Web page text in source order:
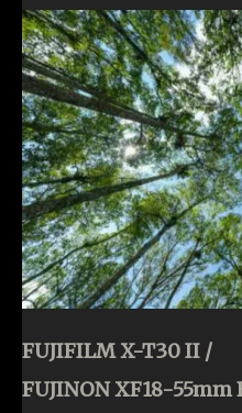
FUJIFILM X-T30 II /
FUJINON XF18-55mm